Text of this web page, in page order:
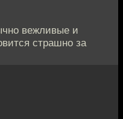
вежливые и
страшно за